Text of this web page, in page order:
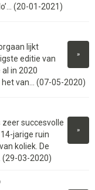
(20-01-2021)
»
lijkt
editie van
in 2020
van... (07-05-2020)
»
zeer succesvolle
jarige ruin
koliek. De
(29-03-2020)